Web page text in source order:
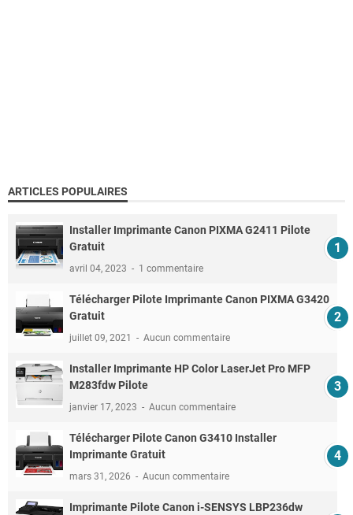
ARTICLES POPULAIRES
Installer Imprimante Canon PIXMA G2411 Pilote
Gratuit
avril 04, 2023 1 commentaire
Télécharger Pilote Imprimante Canon PIXMA G3420
Gratuit
juillet 09, 2021 Aucun commentaire
Installer Imprimante HP Color LaserJet Pro MFP
M283fdw Pilote
janvier 17, 2023 Aucun commentaire
Télécharger Pilote Canon G3410 Installer
Imprimante Gratuit
mars 31, 2026 Aucun commentaire
Imprimante Pilote Canon i-SENSYS LBP236dw